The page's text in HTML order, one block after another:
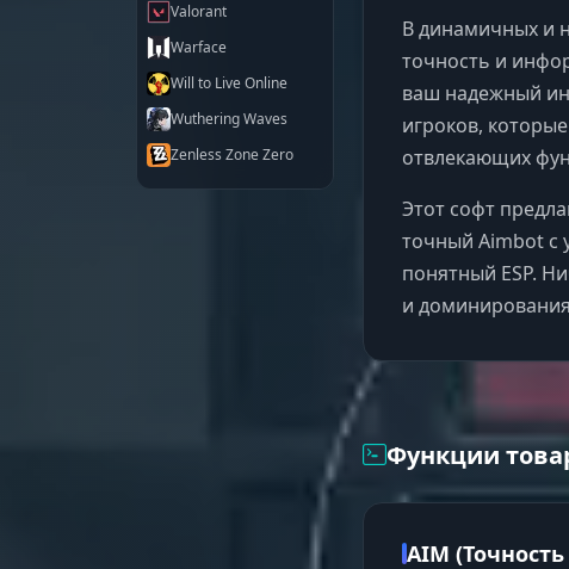
Valorant
Warface
Will to Live Online
Wuthering Waves
Zenless Zone Zero
В динамичных и
точность и
ваш надежный
игроков,
отвлекающих
Этот софт
точный Aimbot с
понятный ESP.
и
Функции
AIM